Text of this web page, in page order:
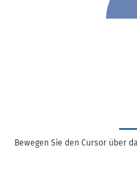
Bewegen Sie den Cursor über